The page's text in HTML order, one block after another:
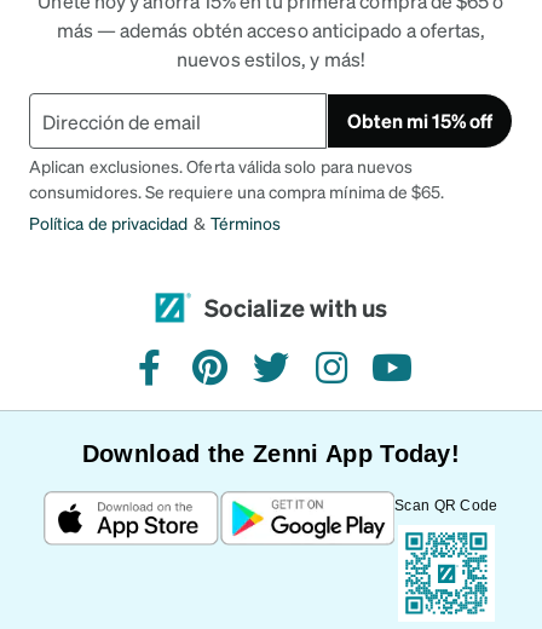
más — además obtén acceso anticipado a ofertas,
nuevos estilos, y más!
Obten mi 15% off
Aplican exclusiones. Oferta válida solo para nuevos
consumidores. Se requiere una compra mínima de $65.
Política de privacidad & Términos
Socialize with us
facebookpinteresttwitterinstagramyoutube
Download the Zenni App Today!
Scan QR Code